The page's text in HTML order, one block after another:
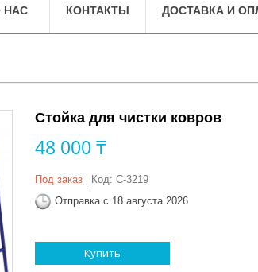
НАС КОНТАКТЫ ДОСТАВКА И
Стойка для чистки ковров
48 000 ₸
Под заказ Код: С-3219
Отправка с 18 августа 2026
Купить